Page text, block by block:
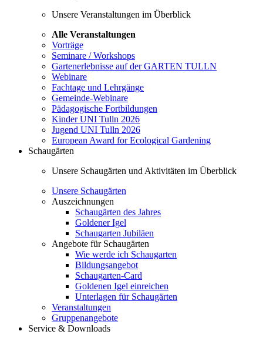
Unsere Veranstaltungen im Überblick
Alle Veranstaltungen
Vorträge
Seminare / Workshops
Gartenerlebnisse auf der GARTEN TULLN
Webinare
Fachtage und Lehrgänge
Gemeinde-Webinare
Pädagogische Fortbildungen
Kinder UNI Tulln 2026
Jugend UNI Tulln 2026
European Award for Ecological Gardening
Schaugärten
Unsere Schaugärten und Aktivitäten im Überblick
Unsere Schaugärten
Auszeichnungen
Schaugärten des Jahres
Goldener Igel
Schaugarten Jubiläen
Angebote für Schaugärten
Wie werde ich Schaugarten
Bildungsangebot
Schaugarten-Card
Goldenen Igel einreichen
Unterlagen für Schaugärten
Veranstaltungen
Gruppenangebote
Service & Downloads